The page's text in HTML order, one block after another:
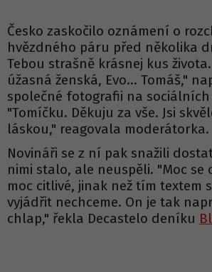
Česko zaskočilo oznámení o
hvězdného páru před několika
Tebou strašně krásnej kus
úžasná ženská, Evo... Tomáš,"
společné fotografii na
"Tomíčku. Děkuju za vše. Jsi
láskou," reagovala moderátorka.
Novináři se z ní pak snažili
nimi stalo, ale neuspěli. "Moc se
moc citlivé, jinak než tím textem
vyjádřit nechceme. On je tak
chlap," řekla Decastelo deníku